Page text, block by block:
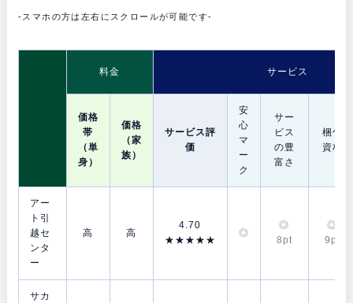
-スマホの方は左右にスクロールが可能です-
料金 サービス
価格
帯
（単
身）
価格
（家
族）
サービス評
価
安
心
マ
ー
ク
サー
ビス
の豊
富さ
梱包
資材
アー
ト引
越セ
ンタ
ー
高 高
4.70
★★★★★
◎
◎
8pt
◎
9pt
サカ